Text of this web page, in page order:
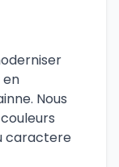
Nous
caractere